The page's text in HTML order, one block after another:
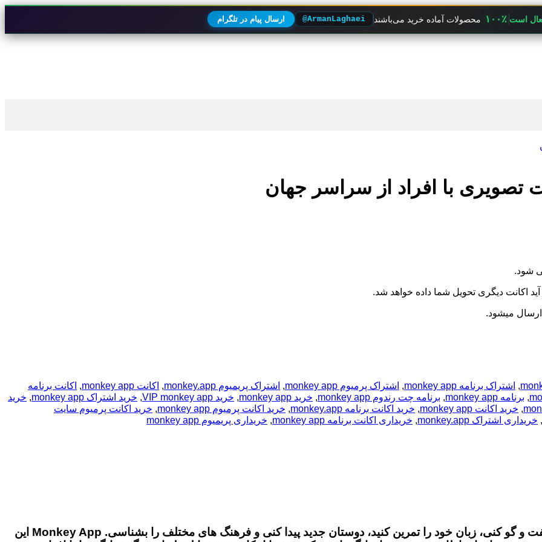
است ۱۰۰٪ محصولات آماده خرید می‌باشند @ArmanLaghaei ارسال پیام در تلگرام
اکانت دیگری تحویل شما داده خواهد شد.
میشود.
, اشتراک برنامه monkey app , اشتراک پرمیوم monkey app , اشتراک پریمیوم monkey.app , اکانت monkey app , اکانت برنامه
, برنامه monkey app , برنامه چت رندوم monkey app , خرید monkey app , خرید VIP monkey app , خرید اشتراک monkey app , خرید
, خرید اکانت monkey app , خرید اکانت برنامه monkey.app , خرید اکانت پرمیوم monkey app , خرید اکانت پرمیوم سایت
, خریداری اشتراک monkey.app , خریداری اکانت برنامه monkey app , خریداری پریمیوم monkey app
تصور کن تنها با یک کلیک بتوانی با افراد از سراسر دنیا گفت‌ و گو کنی، زبان خود را تمرین کنید، دوستان جدید پیدا کنی و فرهنگ‌ های مختلف را بشناسی. Monkey App این